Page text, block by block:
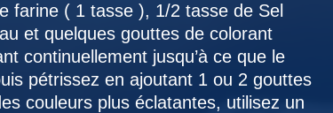
farine ( 1 tasse ), 1/2 tasse de Sel
et quelques gouttes de colorant
continuellement jusqu’à ce que le
pétrissez en ajoutant 1 ou 2 gouttes
couleurs plus éclatantes, utilisez un